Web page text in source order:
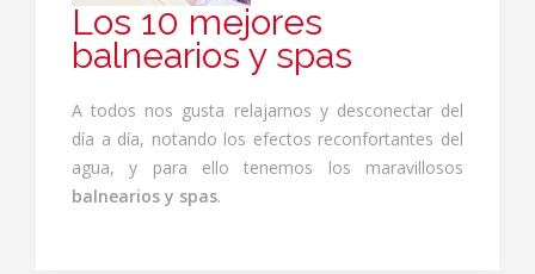
Los 10 mejores
balnearios y spas
A todos nos gusta relajarnos y desconectar del
día a día, notando los efectos reconfortantes del
agua, y para ello tenemos los maravillosos
balnearios y spas.